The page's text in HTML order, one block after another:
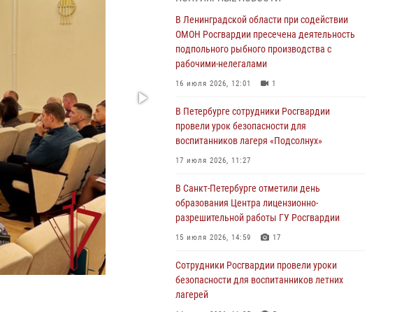
Петербургские росгвардейцы обнаружили
объявленный в розыск автомобиль, ранее
использовавшийся при совершении кражи в
В Зеленогорске сотрудники Росгвардии, став
очевидцами серьезного ДТП, вызвали на
пострадавшим
03 августа 2026, 14:15 3 1
Росгвардейцы приняли участие в Большом
03 августа 2026, 13:26 5
В Ленинградской области сотрудники
Росгвардии обнаружили пропавшего
В Ленинградской области при содействии
ОМОН Росгвардии пресечена деятельность
подпольного рыбного производства с
рабочими-нелегалами
16 июля 2026, 12:01 1
В Петербурге сотрудники Росгвардии
провели урок безопасности для
воспитанников лагеря «Подсолнух»
17 июля 2026, 11:27
В Санкт-Петербурге отметили день
образования Центра лицензионно-
разрешительной работы ГУ Росгвардии
15 июля 2026, 14:59 17
Сотрудники Росгвардии провели уроки
безопасности для воспитанников летних
лагерей